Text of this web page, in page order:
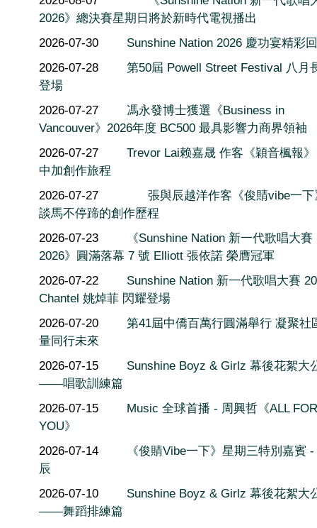
2026》總決賽星期日將於新時代電視播出
2026-07-30
Sunshine Nation 2026 慶功宴精彩
2026-07-28
第50屆 Powell Street Festival 八月
登場
2026-07-27
馮永發博士獲選《Business in
Vancouver》2026年度 BC500 最具影響力商界領袖
2026-07-27
Trevor Lai赖嘉晟 作客《穎音楓報
中加創作旅程
2026-07-27
張與辰越洋作客《俊䝼vibe一下
談馬不停蹄的創作歷程
2026-07-23
《Sunshine Nation 新一代歌唱大賽
2026》圓滿落幕 7 號 Elliott 張依諾 榮膺冠軍
2026-07-22
Sunshine Nation 新一代歌唱大賽
Chantel 姚焯菲 閃耀登場
2026-07-20
第41屆中僑百萬行圓滿舉行 凝聚社
量同行未來
2026-07-15
Sunshine Boyz & Girlz 幕後花絮大
——唱歌訓練篇
2026-07-15
Music 全球首播 - 周興哲《ALL FOR
YOU》
2026-07-14
《俊䝼Vibe一下》星期三特別嘉賓
辰
2026-07-10
Sunshine Boyz & Girlz 幕後花絮大
——舞蹈排練篇